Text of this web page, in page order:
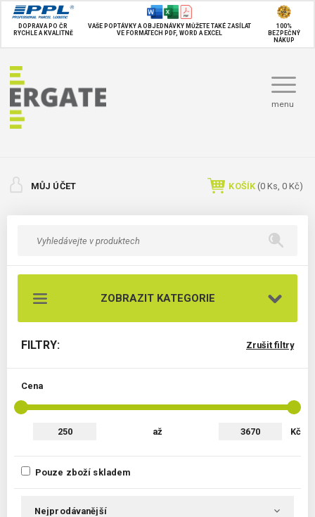
DOPRAVA PO ČR
RYCHLE A KVALITNĚ
VAŠE POPTÁVKY A OBJEDNÁVKY MŮŽETE TAKÉ ZASÍLAT
VE FORMÁTECH PDF, WORD A EXCEL
100%
BEZPEČNÝ
NÁKUP
menu
MŮJ ÚČET KOŠÍK (0 Ks, 0 Kč)
ZOBRAZIT KATEGORIE
FILTRY: Zrušit filtry
Cena
až Kč
Pouze zboží skladem